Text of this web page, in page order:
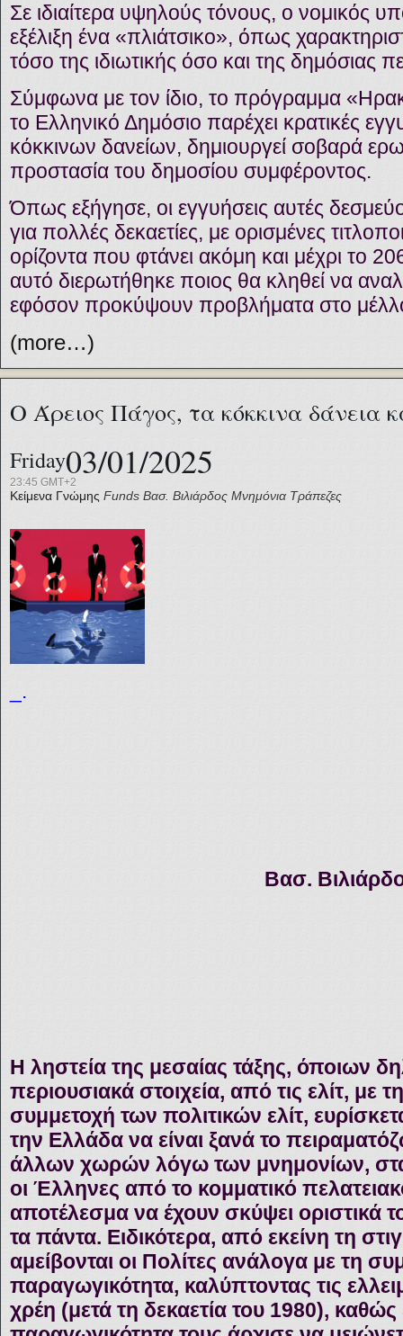
Σε ιδιαίτερα υψηλούς τόνους, ο νομικός
εξέλιξη ένα «πλιάτσικο», όπως
τόσο της ιδιωτικής όσο και της δημόσιας
Σύμφωνα με τον ίδιο, το πρόγραμμα
το Ελληνικό Δημόσιο παρέχει κρατικές
κόκκινων δανείων, δημιουργεί σοβαρά
προστασία του δημοσίου συμφέροντος.
Όπως εξήγησε, οι εγγυήσεις αυτές
για πολλές δεκαετίες, με ορισμένες
ορίζοντα που φτάνει ακόμη και μέχρι το
αυτό διερωτήθηκε ποιος θα κληθεί να
εφόσον προκύψουν προβλήματα στο
(more…)
Ο Άρειος Πάγος, τα κόκκινα δάνεια
Friday03/01/2025
23:45 GMT+2
Κείμενα Γνώμης Funds Βασ. Βιλιάρδος Μνημόνια Τράπεζες
_.
Βασ.
Η ληστεία της μεσαίας τάξης, όποιων
περιουσιακά στοιχεία, από τις ελίτ, με
συμμετοχή των πολιτικών ελίτ,
την Ελλάδα να είναι ξανά το
άλλων χωρών λόγω των μνημονίων,
οι Έλληνες από το κομματικό
αποτέλεσμα να έχουν σκύψει οριστικά
τα πάντα. Ειδικότερα, από εκείνη τη
αμείβονται οι Πολίτες ανάλογα με τη
παραγωγικότητα, καλύπτοντας τις
χρέη (μετά τη δεκαετία του 1980),